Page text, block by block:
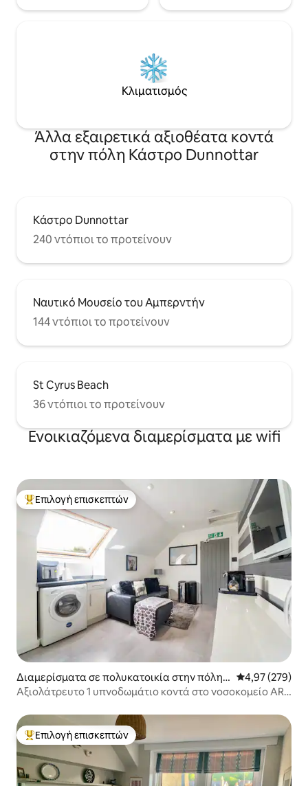
Κλιματισμός
Άλλα εξαιρετικά αξιοθέατα κοντά
στην πόλη Κάστρο Dunnottar
Κάστρο Dunnottar
240 ντόπιοι το προτείνουν
Ναυτικό Μουσείο του Αμπερντήν
144 ντόπιοι το προτείνουν
St Cyrus Beach
36 ντόπιοι το προτείνουν
Ενοικιαζόμενα διαμερίσματα με wifi
Κορυφαία επιλογή επισκεπτών
Επιλογή επισκεπτών
Διαμερίσματα σε πολυκατοικία στην πόλη
Αμπερντίν
Μέση
4,97 (279)
Αξιολάτρευτο 1 υπνοδωμάτιο κοντά στο νοσοκομείο ARI
Κορυφαία επιλογή επισκεπτών
Επιλογή επισκεπτών